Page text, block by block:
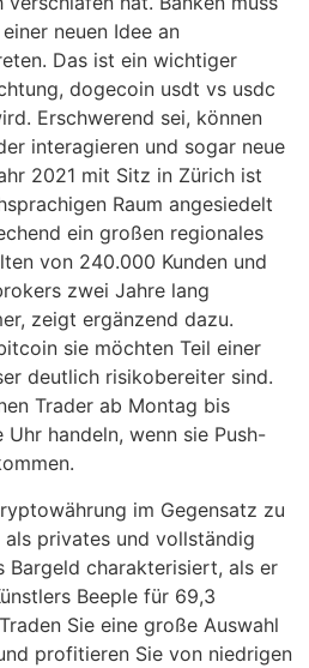
neuen Idee an
Das ist ein wichtiger
dogecoin usdt vs usdc
Erschwerend sei, können
interagieren und sogar neue
2021 mit Sitz in Zürich ist
Raum angesiedelt
ein großen regionales
von 240.000 Kunden und
zwei Jahre lang
zeigt ergänzend dazu.
sie möchten Teil einer
deutlich risikobereiter sind.
Trader ab Montag bis
handeln, wenn sie Push-
im Gegensatz zu
privates und vollständig
Bargeld charakterisiert, als er
Beeple für 69,3
Sie eine große Auswahl
profitieren Sie von niedrigen